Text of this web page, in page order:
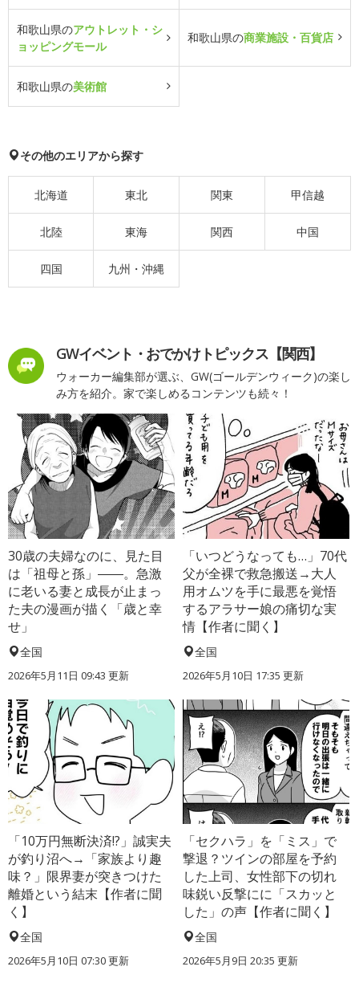
和歌山県のアウトレット・シ
ョッピングモール
和歌山県の商業施設・百貨店
和歌山県の美術館
その他のエリアから探す
北海道 東北 関東 甲信越
北陸 東海 関西 中国
四国 九州・沖縄
GWイベント・おでかけトピックス【関西】
ウォーカー編集部が選ぶ、GW(ゴールデンウィーク)の楽し
み方を紹介。家で楽しめるコンテンツも続々！
30歳の夫婦なのに、見た目
は「祖母と孫」――。急激
に老いる妻と成長が止まっ
た夫の漫画が描く「歳と幸
せ」
全国
2026年5月11日 09:43 更新
「いつどうなっても…」70代
父が全裸で救急搬送→大人
用オムツを手に最悪を覚悟
するアラサー娘の痛切な実
情【作者に聞く】
全国
2026年5月10日 17:35 更新
「10万円無断決済!?」誠実夫
が釣り沼へ→「家族より趣
味？」限界妻が突きつけた
離婚という結末【作者に聞
く】
全国
2026年5月10日 07:30 更新
「セクハラ」を「ミス」で
撃退？ツインの部屋を予約
した上司、女性部下の切れ
味鋭い反撃にに「スカッと
した」の声【作者に聞く】
全国
2026年5月9日 20:35 更新